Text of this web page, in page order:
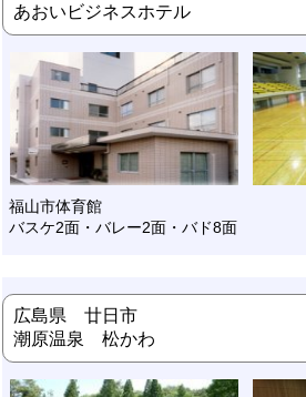
あおいビジネスホテル
福山市体育館
バスケ2面・バレー2面・バド8面
広島県 廿日市
潮原温泉 松かわ